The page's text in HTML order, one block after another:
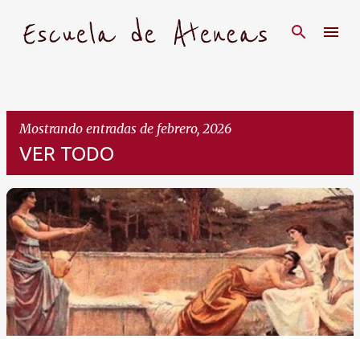
Ir al contenido principal
Mostrando entradas de febrero, 2026
VER TODO
E
n
t
r
a
d